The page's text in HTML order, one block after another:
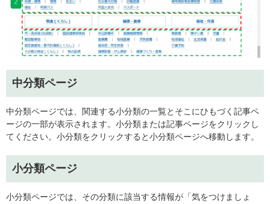
​中分類ページ
中分類ページでは、関連する小分類の一覧とそこにひもづく記事ペ
ージの一部が表示されます。小分類または記事ページをクリックし
てください。小分類をクリックすると小分類ページへ移動します。
小分類ページ
小分類ページでは、その分類に該当する情報が「気をつけましょ